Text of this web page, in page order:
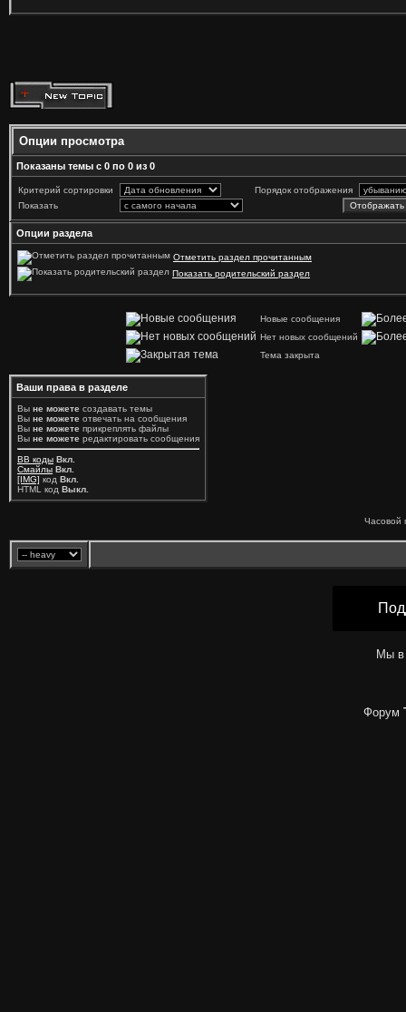
Опции просмотра
Показаны темы с 0 по 0 из 0
Критерий сортировки
Порядок отображения
Показать
Опции раздела
Отметить раздел прочитанным
Показать родительский раздел
Новые сообщения
Нет новых сообщений
Тема закрыта
Ваши права в разделе
Вы не можете создавать темы
Вы не можете отвечать на сообщения
Вы не можете прикреплять файлы
Вы не можете редактировать сообщения
BB коды Вкл.
Смайлы Вкл.
[IMG] код Вкл.
HTML код Выкл.
Часовой
Мы в
Форум